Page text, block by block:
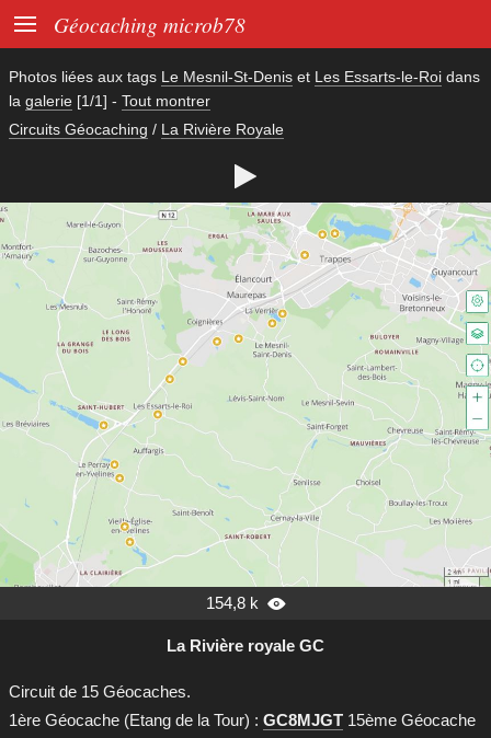
 Géocaching microb78
Photos liées aux tags Le Mesnil-St-Denis et Les Essarts-le-Roi dans
la galerie [1/1] - Tout montrer
Circuits Géocaching / La Rivière Royale

154,8 k 
La Rivière royale GC
Circuit de 15 Géocaches.
1ère Géocache (Etang de la Tour) : GC8MJGT 15ème Géocache